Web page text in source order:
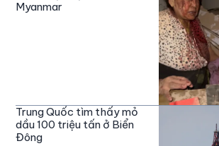
Myanmar
Trung Quốc tìm thấy mỏ
dầu 100 triệu tấn ở Biển
Đông